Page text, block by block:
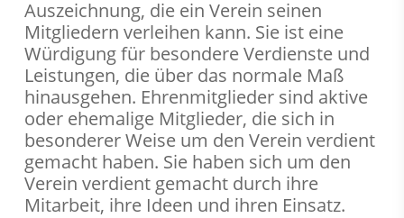
Auszeichnung, die ein Verein seinen
Mitgliedern verleihen kann. Sie ist eine
Würdigung für besondere Verdienste und
Leistungen, die über das normale Maß
hinausgehen. Ehrenmitglieder sind aktive
oder ehemalige Mitglieder, die sich in
besonderer Weise um den Verein verdient
gemacht haben. Sie haben sich um den
Verein verdient gemacht durch ihre
Mitarbeit, ihre Ideen und ihren Einsatz.